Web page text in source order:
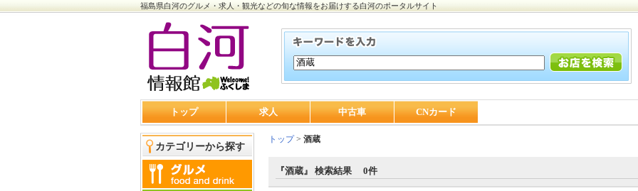
福島県白河のグルメ・求人・観光などの旬な情報をお届けする白河のポータルサイト
トップ 求人 中古車 CNカード
カテゴリーから探す
トップ> 酒蔵
『酒蔵』 検索結果 0件